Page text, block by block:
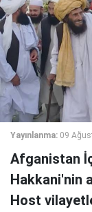
Yayınlanma: 09
Afganistan
Hakkani'nin
Host